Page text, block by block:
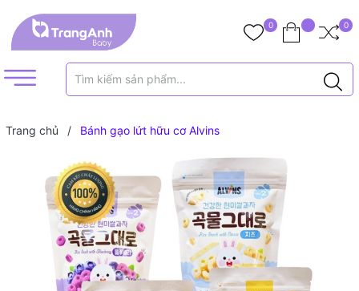
0 0
Trang chủ / Bánh gạo lứt hữu cơ Alvins